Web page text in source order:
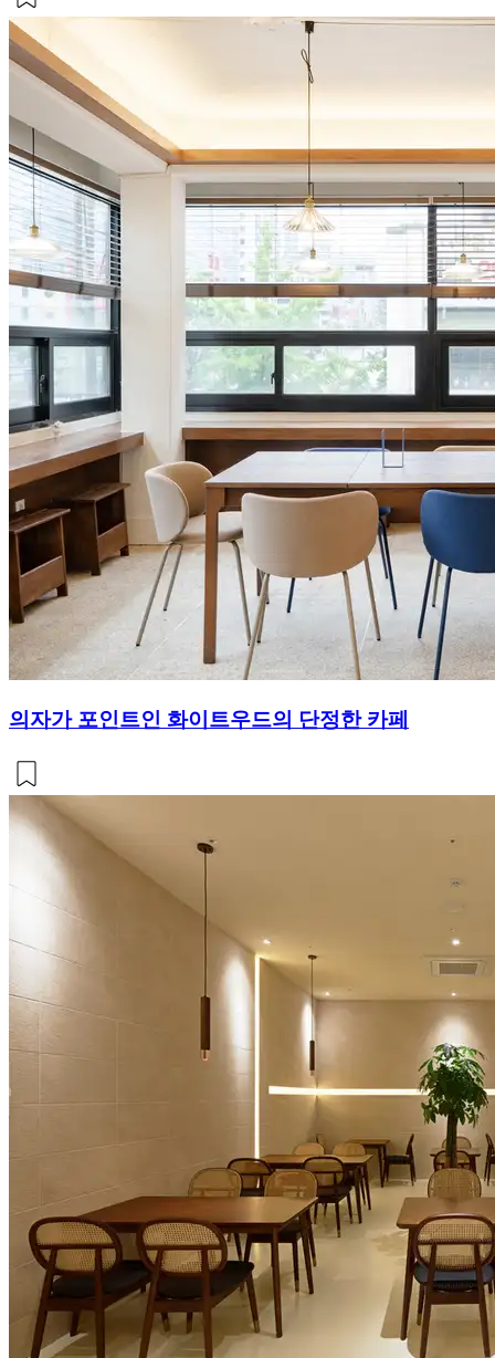
의자가 포인트인 화이트우드의 단정한 카페